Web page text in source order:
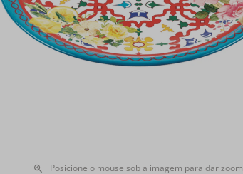
Posicione o mouse sob a imagem para dar zoom